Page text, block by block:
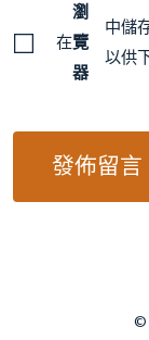
在
瀏
覽
器
中儲
以供
©